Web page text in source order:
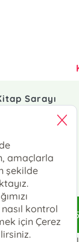
Sarayı
/ İSTANBUL
Tüm Hakları
amaçlarla
şekilde
kontrol
için Çerez